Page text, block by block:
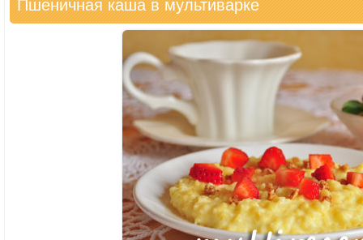
Пшеничная каша в мультиварке